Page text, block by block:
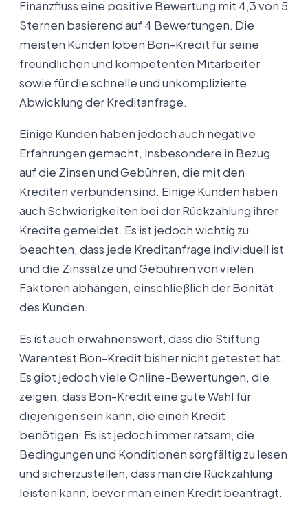
Finanzfluss eine positive Bewertung mit 4,3 von 5
Sternen basierend auf 4 Bewertungen. Die
meisten Kunden loben Bon-Kredit für seine
freundlichen und kompetenten Mitarbeiter
sowie für die schnelle und unkomplizierte
Abwicklung der Kreditanfrage.
Einige Kunden haben jedoch auch negative
Erfahrungen gemacht, insbesondere in Bezug
auf die Zinsen und Gebühren, die mit den
Krediten verbunden sind. Einige Kunden haben
auch Schwierigkeiten bei der Rückzahlung ihrer
Kredite gemeldet. Es ist jedoch wichtig zu
beachten, dass jede Kreditanfrage individuell ist
und die Zinssätze und Gebühren von vielen
Faktoren abhängen, einschließlich der Bonität
des Kunden.
Es ist auch erwähnenswert, dass die Stiftung
Warentest Bon-Kredit bisher nicht getestet hat.
Es gibt jedoch viele Online-Bewertungen, die
zeigen, dass Bon-Kredit eine gute Wahl für
diejenigen sein kann, die einen Kredit
benötigen. Es ist jedoch immer ratsam, die
Bedingungen und Konditionen sorgfältig zu lesen
und sicherzustellen, dass man die Rückzahlung
leisten kann, bevor man einen Kredit beantragt.